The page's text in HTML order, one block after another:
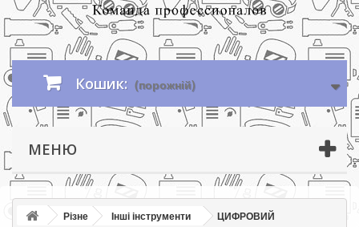
Кошик: (порожній)
МЕНЮ
Різне Інші інструменти
ЦИФРОВИЙ